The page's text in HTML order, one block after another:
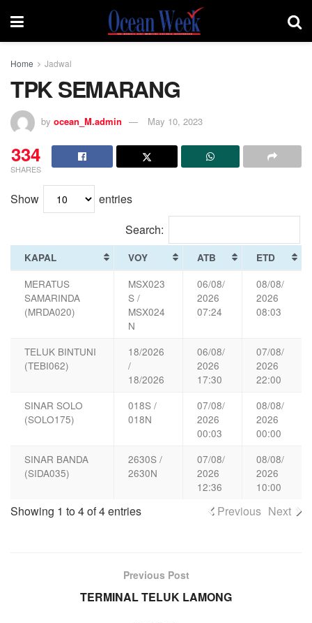
Home Jadwal
TPK SEMARANG
by ocean_M.admin May 10, 2023
334
SHARES
Show
entries
Search:
KAPAL VOY ATB ETD
MERATUS
SAMARINDA
(MRDA020)
MSX023
S /
MSX024
N
06/08/
2026
07:24
08/08/
2026
08:03
TELUK BINTUNI
(TEBI062)
18/2026
/
18/2026
06/08/
2026
17:30
07/08/
2026
22:00
SINAR SOLO
(SOLO175)
018S /
018N
07/08/
2026
00:03
08/08/
2026
00:00
SINAR BANDA
(SIDA035)
2630S /
2630N
07/08/
2026
12:36
08/08/
2026
10:00
Showing 1 to 4 of 4 entries Previous Next
Previous Post
TERMINAL TELUK LAMONG